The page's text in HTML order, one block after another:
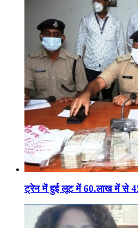
ट्रेन में हुई लूट में 60.लाख में से